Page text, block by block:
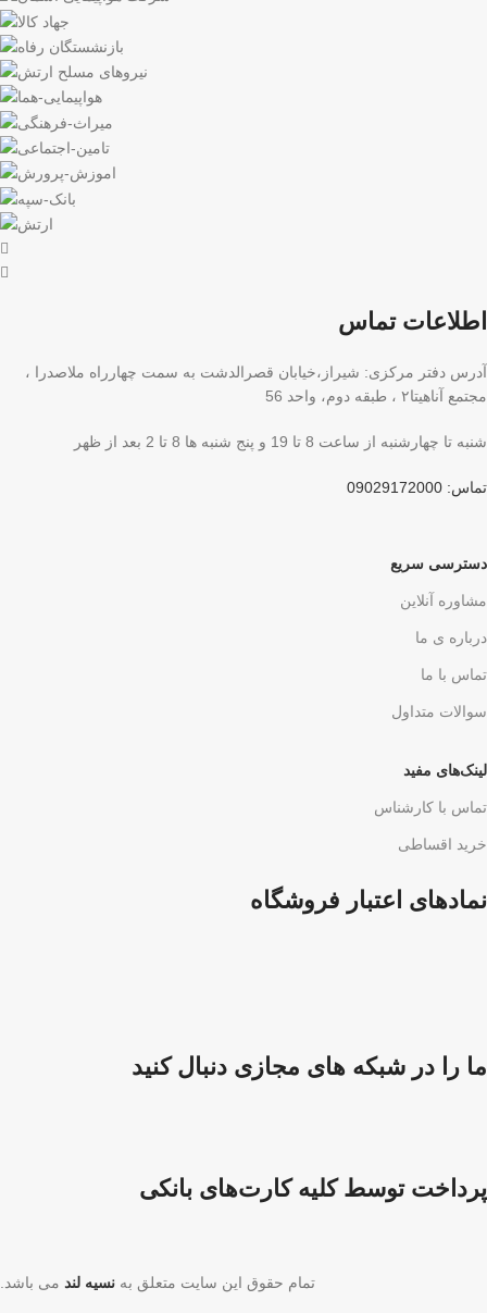
اطلاعات تماس
آدرس دفتر مرکزی: شیراز،خیابان قصرالدشت به سمت چهارراه ملاصدرا ،
مجتمع آناهیتا۲ ، طبقه دوم، واحد 56
شنبه تا چهارشنبه از ساعت 8 تا 19 و پنج شنبه ها 8 تا 2 بعد از ظهر
تماس: 09029172000
دسترسی سریع
مشاوره آنلاین
درباره ی ما
تماس با ما
سوالات متداول
لینک‌های مفید
تماس با کارشناس
خرید اقساطی
نمادهای اعتبار فروشگاه
ما را در شبکه های مجازی دنبال کنید
پرداخت توسط کلیه کارت‌های بانکی
تمام حقوق این سایت متعلق به نسیه لند می باشد.